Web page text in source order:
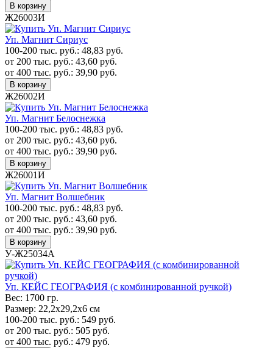
В корзину
Ж26003И
Уп. Магнит Сириус
100-200 тыс. руб.: 48,83 руб.
от 200 тыс. руб.: 43,60 руб.
от 400 тыс. руб.: 39,90 руб.
В корзину
Ж26002И
Уп. Магнит Белоснежка
100-200 тыс. руб.: 48,83 руб.
от 200 тыс. руб.: 43,60 руб.
от 400 тыс. руб.: 39,90 руб.
В корзину
Ж26001И
Уп. Магнит Волшебник
100-200 тыс. руб.: 48,83 руб.
от 200 тыс. руб.: 43,60 руб.
от 400 тыс. руб.: 39,90 руб.
В корзину
У-Ж25034А
Уп. КЕЙС ГЕОГРАФИЯ (с комбинированной ручкой)
Вес: 1700 гр.
Размер: 22,2х29,2х6 см
100-200 тыс. руб.: 549 руб.
от 200 тыс. руб.: 505 руб.
от 400 тыс. руб.: 479 руб.